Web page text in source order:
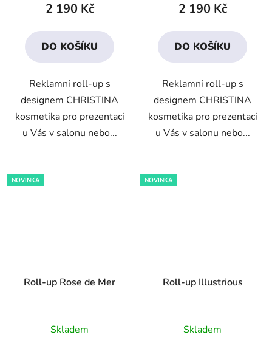
2 190 Kč
DO KOŠÍKU
Reklamní roll-up s
designem CHRISTINA
kosmetika pro prezentaci
u Vás v salonu nebo...
2 190 Kč
DO KOŠÍKU
Reklamní roll-up s
designem CHRISTINA
kosmetika pro prezentaci
u Vás v salonu nebo...
NOVINKA
Roll-up Rose de Mer
Skladem
NOVINKA
Roll-up Illustrious
Skladem